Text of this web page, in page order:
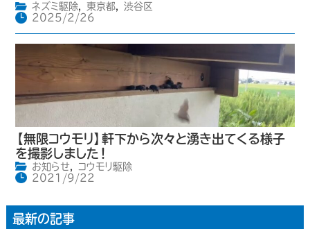
ネズミ駆除, 東京都,
渋谷区
2025/2/26
【無限コウモリ】軒下から次々と湧き出てくる様子
を撮影しました！
お知らせ,
コウモリ駆除
2021/9/22
最新の記事